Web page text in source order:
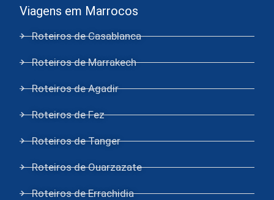
Viagens em Marrocos
Roteiros de Casablanca
Roteiros de Marrakech
Roteiros de Agadir
Roteiros de Fez
Roteiros de Tanger
Roteiros de Ouarzazate
Roteiros de Errachidia